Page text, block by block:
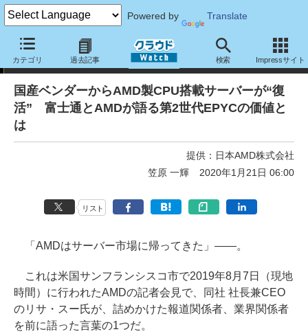
Powered by Translate
カテゴリ 過去記事 検索 Impressサイト
トピック
国産ベンダーからAMD製CPU搭載サーバーが“復
活” 富士通とAMDが語る第2世代EPYCの価値と
は
提供： 日本AMD株式会社
笠原 一輝
2020年1月21日 06:00
リスト
「AMDはサーバー市場に帰ってきた」――。
これは米国サンフランシスコ市で2019年8月7日（現地
時間）に行われたAMDの記者会見で、同社 社長兼CEO
のリサ・スー氏が、詰めかけた報道関係者、業界関係者
を前に語った言葉の1つだ。